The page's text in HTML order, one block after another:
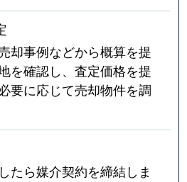
却事例などから概算を提
を確認し、査定価格を提
要に応じて売却物件を調
たら媒介契約を締結しま